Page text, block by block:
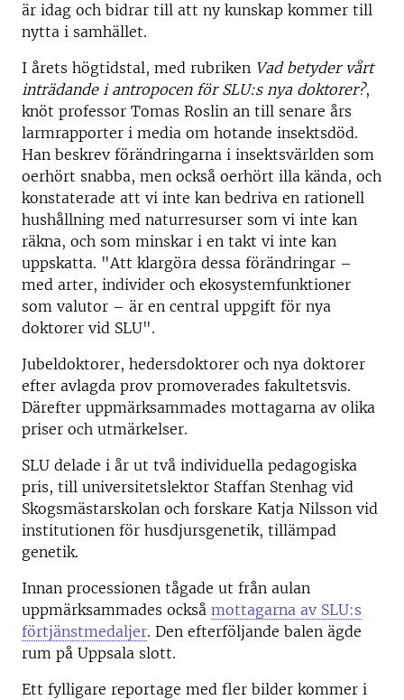
är idag och bidrar till att ny kunskap kommer till
nytta i samhället.
I årets högtidstal, med rubriken Vad betyder vårt
inträdande i antropocen för SLU:s nya doktorer?,
knöt professor Tomas Roslin an till senare års
larmrapporter i media om hotande insektsdöd.
Han beskrev förändringarna i insektsvärlden som
oerhört snabba, men också oerhört illa kända, och
konstaterade att vi inte kan bedriva en rationell
hushållning med naturresurser som vi inte kan
räkna, och som minskar i en takt vi inte kan
uppskatta. "Att klargöra dessa förändringar –
med arter, individer och ekosystemfunktioner
som valutor – är en central uppgift för nya
doktorer vid SLU".
Jubeldoktorer, hedersdoktorer och nya doktorer
efter avlagda prov promoverades fakultetsvis.
Därefter uppmärksammades mottagarna av olika
priser och utmärkelser.
SLU delade i år ut två individuella pedagogiska
pris, till universitetslektor Staffan Stenhag vid
Skogsmästarskolan och forskare Katja Nilsson vid
institutionen för husdjursgenetik, tillämpad
genetik.
Innan processionen tågade ut från aulan
uppmärksammades också mottagarna av SLU:s
förtjänstmedaljer. Den efterföljande balen ägde
rum på Uppsala slott.
Ett fylligare reportage med fler bilder kommer i